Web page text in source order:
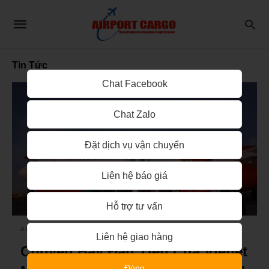
Tin Tức
AIR CARGO IN HO CHI INH
Chuyến Bay Đầu Tiên Của Vietjet
Chat Facebook
Chat Zalo
Đặt dịch vụ vận chuyển
Liên hệ báo giá
Hỗ trợ tư vấn
Liên hệ giao hàng